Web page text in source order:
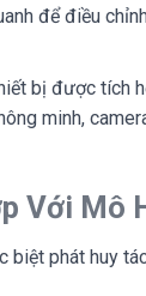
để điều
bị được tích
minh,
Với Mô
biệt phát huy